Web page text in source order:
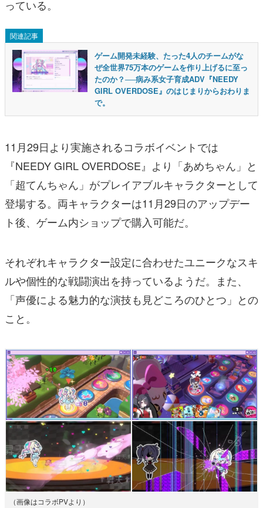
っている。
関連記事
ゲーム開発未経験、たった4人のチームがな
ぜ全世界75万本のゲームを作り上げるに至っ
たのか？──病み系女子育成ADV『NEEDY
GIRL OVERDOSE』のはじまりからおわりま
で。
11月29日より実施されるコラボイベントでは
『NEEDY GIRL OVERDOSE』より「あめちゃん」と
「超てんちゃん」がプレイアブルキャラクターとして
登場する。両キャラクターは11月29日のアップデー
ト後、ゲーム内ショップで購入可能だ。
それぞれキャラクター設定に合わせたユニークなスキ
ルや個性的な戦闘演出を持っているようだ。また、
「声優による魅力的な演技も見どころのひとつ」との
こと。
（画像はコラボPVより）